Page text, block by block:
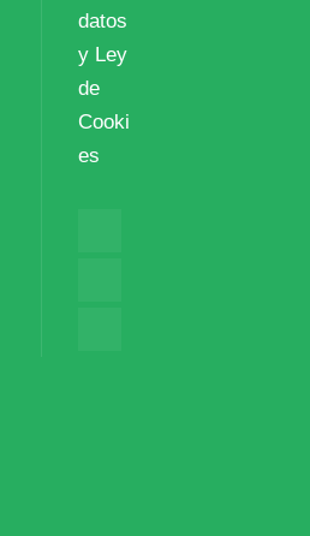
datos
y Ley
de
Cooki
es